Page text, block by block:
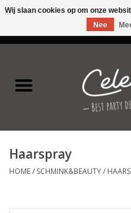
Latex ballonnen
Folie ballonnen
Verjaardag thema's
Haarspray
HOME/ SCHMINK&BEAUTY/
Wij slaan cookies op om onze
Nee